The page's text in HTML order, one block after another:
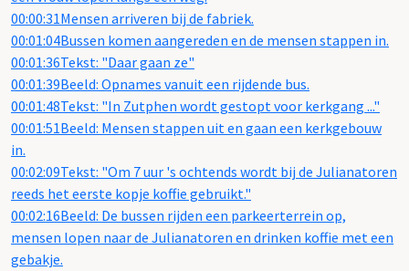
00:00:31Mensen arriveren bij de fabriek.
00:01:04Bussen komen aangereden en de mensen stappen in.
00:01:36Tekst: "Daar gaan ze"
00:01:39Beeld: Opnames vanuit een rijdende bus.
00:01:48Tekst: "In Zutphen wordt gestopt voor kerkgang ..."
00:01:51Beeld: Mensen stappen uit en gaan een kerkgebouw
in.
00:02:09Tekst: "Om 7 uur 's ochtends wordt bij de Julianatoren
reeds het eerste kopje koffie gebruikt."
00:02:16Beeld: De bussen rijden een parkeerterrein op,
mensen lopen naar de Julianatoren en drinken koffie met een
gebakje.